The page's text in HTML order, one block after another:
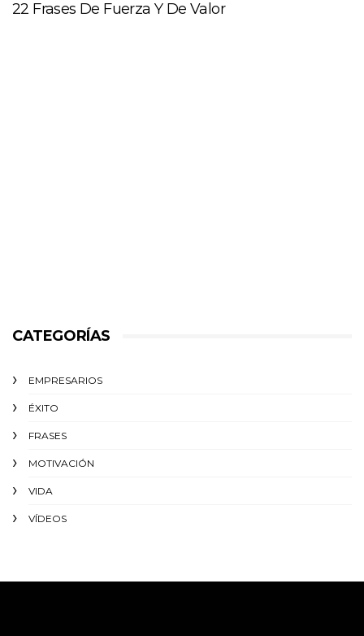
22 Frases De Fuerza Y De Valor
CATEGORÍAS
EMPRESARIOS
ÉXITO‬
FRASES
MOTIVACIÓN
VIDA
VÍDEOS